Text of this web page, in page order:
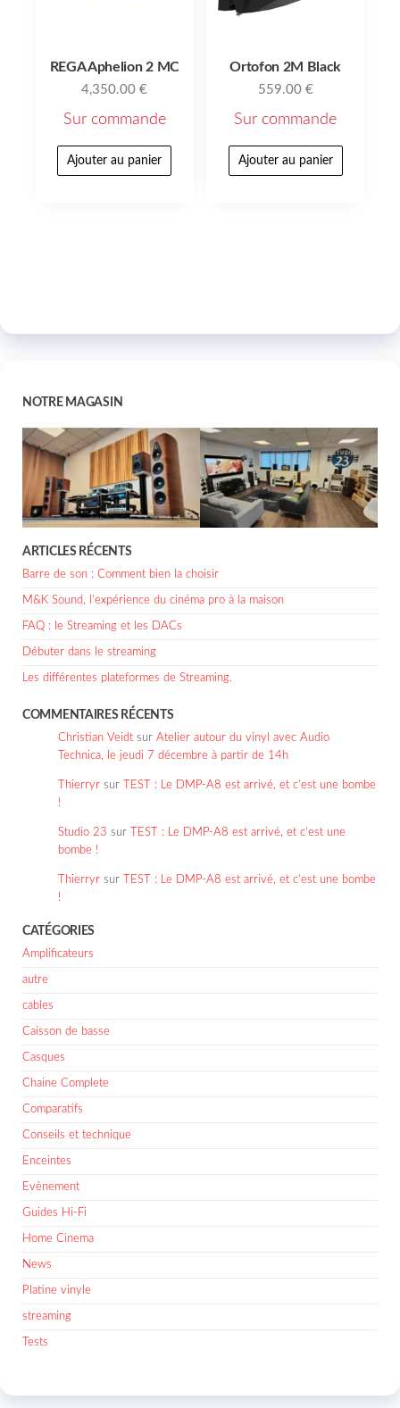
REGA Aphelion 2 MC
4,350.00€
Sur commande
Ajouter au panier
Ortofon 2M Black
559.00 €
Sur commande
Ajouter au panier
NOTRE MAGASIN
ARTICLES RÉCENTS
Barre de son : Comment bien la choisir
M&K Sound, l’expérience du cinéma pro à la maison
FAQ : le Streaming et les DACs
Débuter dans le streaming
Les différentes plateformes de Streaming.
COMMENTAIRES RÉCENTS
Christian Veidt sur Atelier autour du vinyl avec Audio
Technica, le jeudi 7 décembre à partir de 14h
Thierryr sur
TEST : Le DMP-A8 est arrivé, et c’est une bombe
!
Studio 23 sur
TEST : Le DMP-A8 est arrivé, et c’est une
bombe !
Thierryr sur
TEST : Le DMP-A8 est arrivé, et c’est une bombe
!
CATÉGORIES
Amplificateurs
autre
cables
Caisson de basse
Casques
Chaine Complete
Comparatifs
Conseils et technique
Enceintes
Evènement
Guides Hi-Fi
Home Cinema
News
Platine vinyle
streaming
Tests